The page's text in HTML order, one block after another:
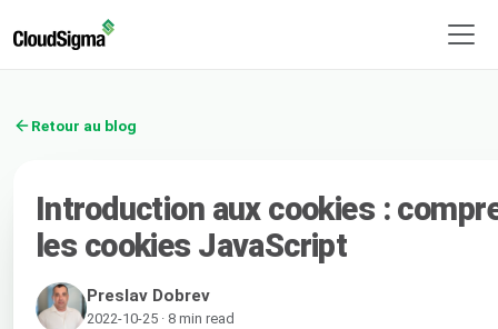
Retour au blog
Introduction aux cookies :
les cookies JavaScript
Preslav Dobrev
2022-10-25 · 8 min read